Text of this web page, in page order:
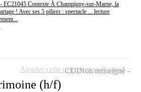
EC21045 Contexte À Champigny-sur-Marne, la
! Avec ses 5 piliers : spectacle ... lecture
(h/f)
CDINon renseigné
Ajouter cette offre à ma sélection